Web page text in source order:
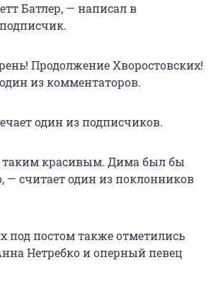
Батлер, — написал в
Продолжение Хворостовских!
из комментаторов.
один из подписчиков.
таким красивым. Дима был бы
— считает один из поклонников
под постом также отметились
Нетребко и оперный певец